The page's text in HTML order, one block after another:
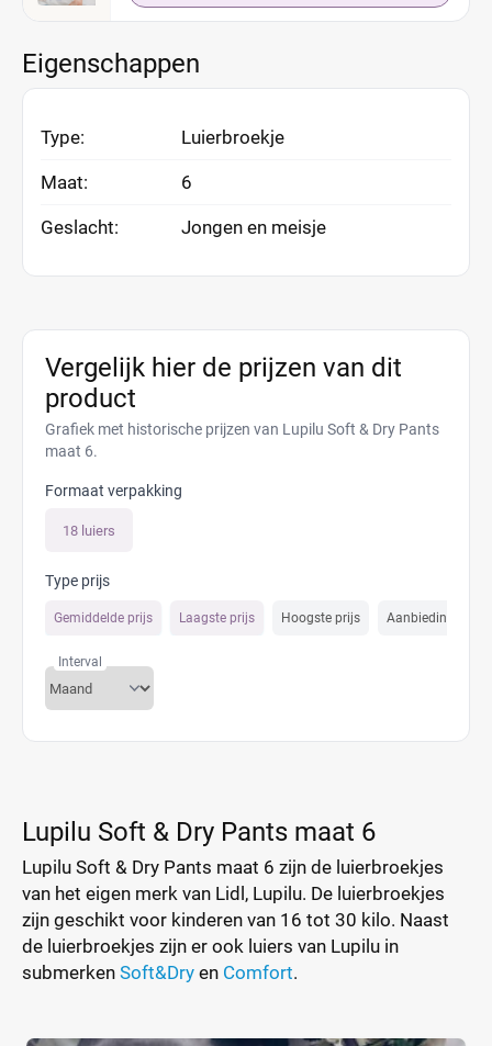
Eigenschappen
Type: Luierbroekje
Maat: 6
Geslacht: Jongen en meisje
Vergelijk hier de prijzen van dit
product
Grafiek met historische prijzen van Lupilu Soft & Dry Pants
maat 6.
Formaat verpakking
18 luiers
Type prijs
Gemiddelde prijs Laagste prijs Hoogste prijs Aanbiedings prijs
Interval
Lupilu Soft & Dry Pants maat 6
Lupilu Soft & Dry Pants maat 6 zijn de luierbroekjes
van het eigen merk van Lidl, Lupilu. De luierbroekjes
zijn geschikt voor kinderen van 16 tot 30 kilo. Naast
de luierbroekjes zijn er ook luiers van Lupilu in
submerken Soft&Dry en Comfort.